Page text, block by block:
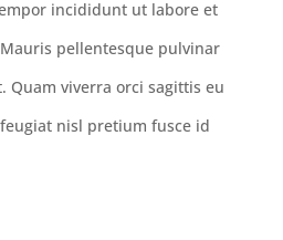
incididunt ut labore et
pellentesque pulvinar
Quam viverra orci sagittis eu
nisl pretium fusce id